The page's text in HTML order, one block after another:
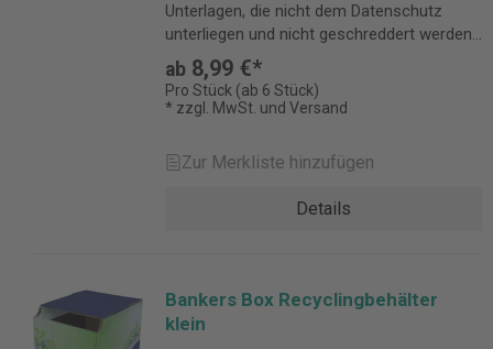
Unterlagen, die nicht dem Datenschutz
unterliegen und nicht geschreddert werden
müssen.
ab 8,99 €*
Pro Stück (ab 6 Stück)
* zzgl. MwSt. und Versand
Zur Merkliste hinzufügen
Details
Bankers Box Recyclingbehälter
klein